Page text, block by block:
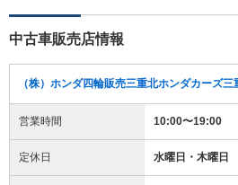
中古車販売店情報
（株）ホンダ四輪販売三重北ホンダカーズ
営業時間 10:00〜19:00
定休日 水曜日・木曜日